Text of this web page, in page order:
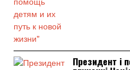
Президент і